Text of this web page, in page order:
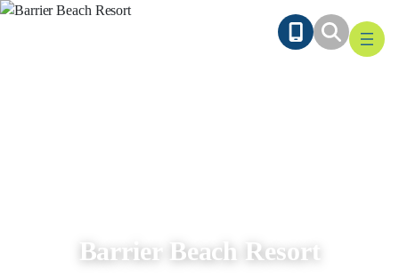
Ga
Barrier Beach Resort